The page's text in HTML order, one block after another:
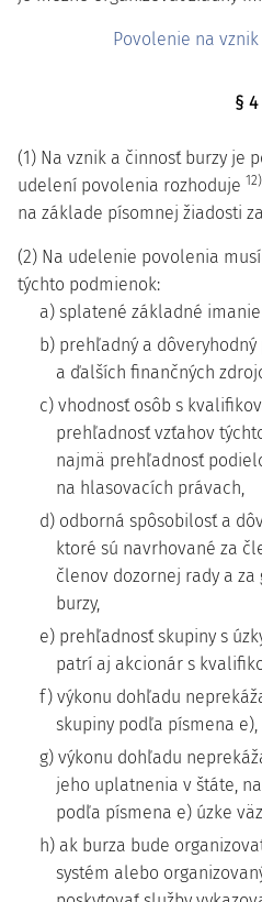
Povolenie na
§ 4
(1) Na vznik a činnosť burzy je
udelení povolenia rozhoduje 12)
na základe písomnej žiadosti
(2) Na udelenie povolenia
týchto podmienok:
a) splatené základné
b) prehľadný a
a ďalších finančných
c) vhodnosť osôb s
prehľadnosť vzťahov
najmä prehľadnosť
na hlasovacích právach,
d) odborná spôsobilosť a
ktoré sú navrhované za
členov dozornej rady a
burzy,
e) prehľadnosť skupiny s
patrí aj akcionár s
f) výkonu dohľadu
skupiny podľa písmena e),
g) výkonu dohľadu
jeho uplatnenia v štáte,
podľa písmena e) úzke
h) ak burza bude
systém alebo